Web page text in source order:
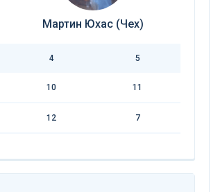
Мартин Юхас (Чех)
4 5
10 11
12 7